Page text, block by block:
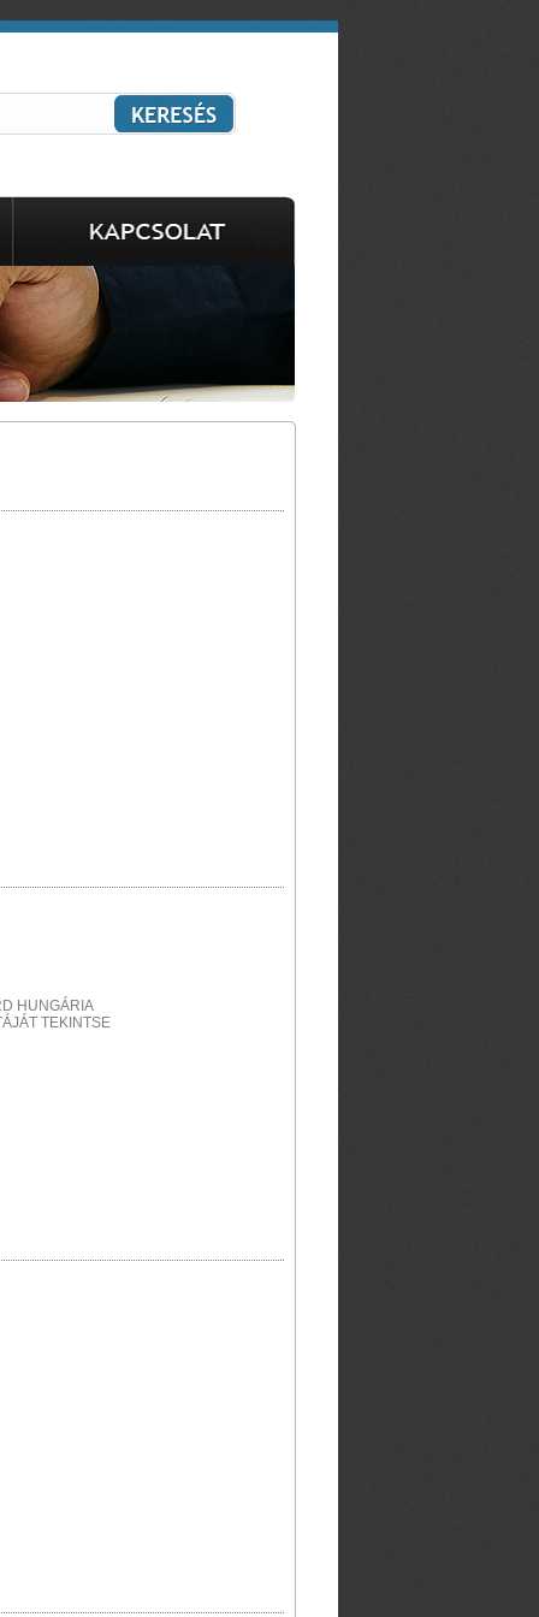
HUNGÁRIA
TEKINTSE